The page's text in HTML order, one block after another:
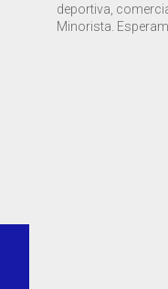
deportiva,
Minorista.